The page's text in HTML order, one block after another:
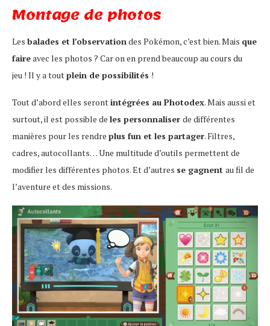
Montage de photos
Les balades et l’observation des Pokémon, c’est bien. Mais que
faireavec les photos ? Car on en prend beaucoup au cours du
jeu ! Il y a toutplein de possibilités !
Tout d’abord elles serontintégrées au Photodex. Mais aussi et
surtout, il est possible de les personnaliser de différentes
manières pour les rendre plus fun et les partager. Filtres,
cadres, autocollants… Une multitude d’outils permettent de
modifier les différentes photos. Et d’autres se gagnent au fil de
l’aventure et des missions.